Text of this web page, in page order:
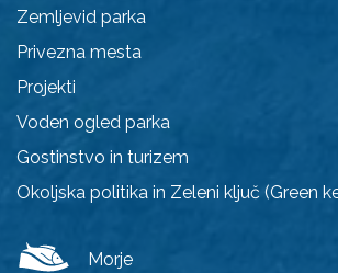
Zemljevid parka
Privezna mesta
Projekti
Voden ogled parka
Gostinstvo in turizem
Okoljska politika in Zeleni ključ (Green
Morje